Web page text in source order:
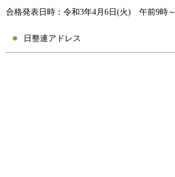
合格発表日時：令和3年4月6日(火) 午前9時～
日整連アドレス